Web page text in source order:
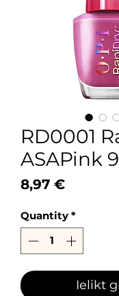
RD0001
ASAPink
8,97 €Price
Quantity *
Ielikt